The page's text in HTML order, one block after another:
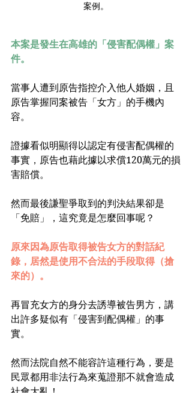
案例。
本案是發生在高雄的「侵害配偶權」案
件。
當事人遭到原告指控介入他人婚姻，且
原告掌握同案被告「女方」的手機內
容。
證據看似明顯得以認定有侵害配偶權的
事實，原告也藉此據以求償120萬元的損
害賠償。
然而最後謙聖爭取到的判決結果卻是
「免賠」，這究竟是怎麼回事呢？
原來因為原告取得被告女方的對話紀
錄，居然是使用不合法的手段取得（搶
來的）。
再冒充女方的身分去誘導被告男方，講
出許多疑似有「侵害到配偶權」的事
實。
然而法院自然不能容許這種行為，要是
民眾都用非法行為來蒐證那不就會造成